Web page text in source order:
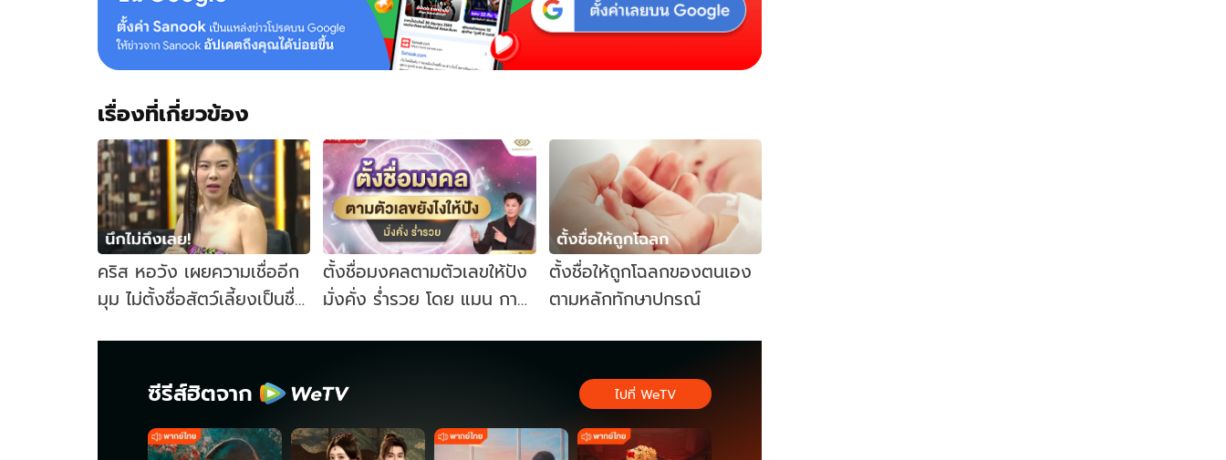
เรื่องที่เกี่ยวข้อง
คริส หอวัง เผยความเชื่ออีก
มุม ไม่ตั้งชื่อสัตว์เลี้ยงเป็นชื่อ
ตั้งชื่อมงคลตามตัวเลขให้ปัง
มั่งคั่ง ร่ำรวย โดย แมน กา
ตั้งชื่อให้ถูกโฉลกของตนเอง
ตามหลักทักษาปกรณ์
ซีรีส์ฮิตจาก ไปที่ WeTV